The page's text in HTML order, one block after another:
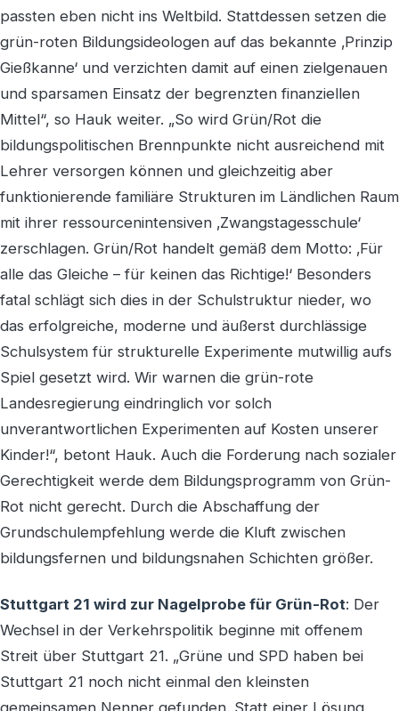
passten eben nicht ins Weltbild. Stattdessen setzen die
grün-roten Bildungsideologen auf das bekannte ‚Prinzip
Gießkanne‘ und verzichten damit auf einen zielgenauen
und sparsamen Einsatz der begrenzten finanziellen
Mittel“, so Hauk weiter. „So wird Grün/Rot die
bildungspolitischen Brennpunkte nicht ausreichend mit
Lehrer versorgen können und gleichzeitig aber
funktionierende familiäre Strukturen im Ländlichen Raum
mit ihrer ressourcenintensiven ‚Zwangstagesschule‘
zerschlagen. Grün/Rot handelt gemäß dem Motto: ‚Für
alle das Gleiche – für keinen das Richtige!‘ Besonders
fatal schlägt sich dies in der Schulstruktur nieder, wo
das erfolgreiche, moderne und äußerst durchlässige
Schulsystem für strukturelle Experimente mutwillig aufs
Spiel gesetzt wird. Wir warnen die grün-rote
Landesregierung eindringlich vor solch
unverantwortlichen Experimenten auf Kosten unserer
Kinder!“, betont Hauk. Auch die Forderung nach sozialer
Gerechtigkeit werde dem Bildungsprogramm von Grün-
Rot nicht gerecht. Durch die Abschaffung der
Grundschulempfehlung werde die Kluft zwischen
bildungsfernen und bildungsnahen Schichten größer.
Stuttgart 21 wird zur Nagelprobe für Grün-Rot: Der
Wechsel in der Verkehrspolitik beginne mit offenem
Streit über Stuttgart 21. „Grüne und SPD haben bei
Stuttgart 21 noch nicht einmal den kleinsten